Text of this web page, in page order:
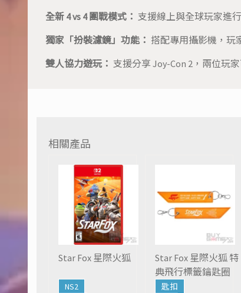
全新 4 vs 4 團戰模式： 支援線上與全球玩家進
獨家「扮裝濾鏡」功能： 搭配專用攝影機，玩
雙人協力遊玩： 支援分享 Joy-Con 2，兩位玩
相關產品
Star Fox 星際火狐
NS2
Star Fox 星際火狐 特
典飛行標籤鑰匙圈
匙扣